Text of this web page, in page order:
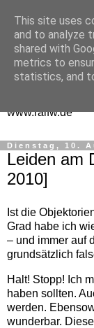
One
Spontanes und
www.ralfw.de
Dienstag, 10.
Leiden am
2010]
Ist die
Grad habe ich
– und immer auf
grundsätzlich
Halt! Stopp! Ich
haben sollten.
werden.
wunderbar.
This site uses
and to analyze
shared with
metrics to
statistics, and